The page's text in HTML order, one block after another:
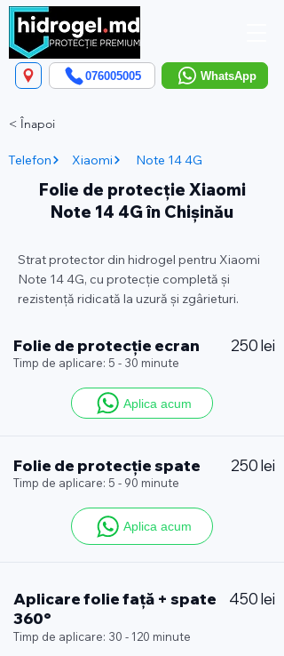
WhatsApp
076005005
< Înapoi
Telefon Xiaomi Note 14 4G
Folie de protecție Xiaomi
Note 14 4G în Chișinău
Strat protector din hidrogel pentru Xiaomi
Note 14 4G, cu protecție completă și
rezistență ridicată la uzură și zgârieturi.
Folie de protecție ecran 250 lei
Timp de aplicare: 5 - 30 minute
Aplica acum
Folie de protecție spate 250 lei
Timp de aplicare: 5 - 90 minute
Aplica acum
Aplicare folie față + spate
360°
450 lei
Timp de aplicare: 30 - 120 minute